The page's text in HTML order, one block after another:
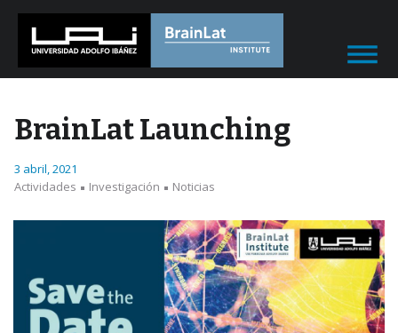
BrainLat Launching
3 abril, 2021
Actividades
Investigación Noticias